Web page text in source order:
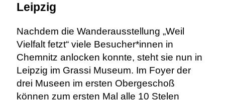
Leipzig
Nachdem die Wanderausstellung „Weil
Vielfalt fetzt“ viele Besucher*innen in
Chemnitz anlocken konnte, steht sie nun in
Leipzig im Grassi Museum. Im Foyer der
drei Museen im ersten Obergeschoß
können zum ersten Mal alle 10 Stelen